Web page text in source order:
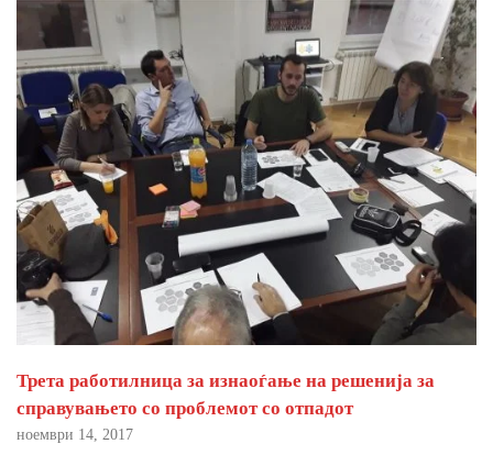
Трета работилница за изнаоѓање на решенија за
справувањето со проблемот со отпадот
ноември 14, 2017